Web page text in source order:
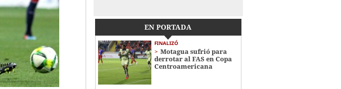
EN PORTADA
FINALIZÓ
Motagua sufrió para
derrotar al FAS en Copa
Centroamericana